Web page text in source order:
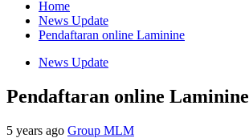
Home
News Update
Pendaftaran online Laminine
News Update
Pendaftaran online Laminine
5 years ago Group MLM